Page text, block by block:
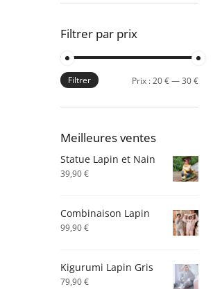
Filtrer par prix
Prix
Prix
Filtrer Prix :20 €—30 €
Meilleures ventes
Statue Lapin et Nain
39,90€
Combinaison Lapin
99,90€
Kigurumi Lapin Gris
79,90€